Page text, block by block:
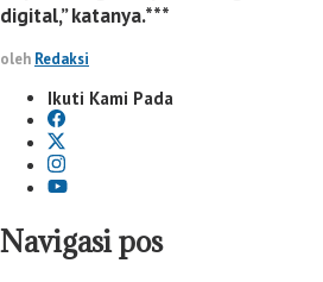
digital,” katanya.***
oleh Redaksi
Ikuti Kami Pada
Navigasi pos